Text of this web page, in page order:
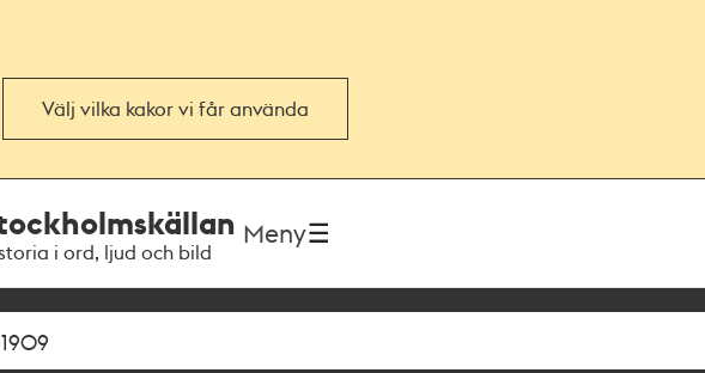
Välj vilka kakor vi får använda
i ord, ljud och bild
Meny